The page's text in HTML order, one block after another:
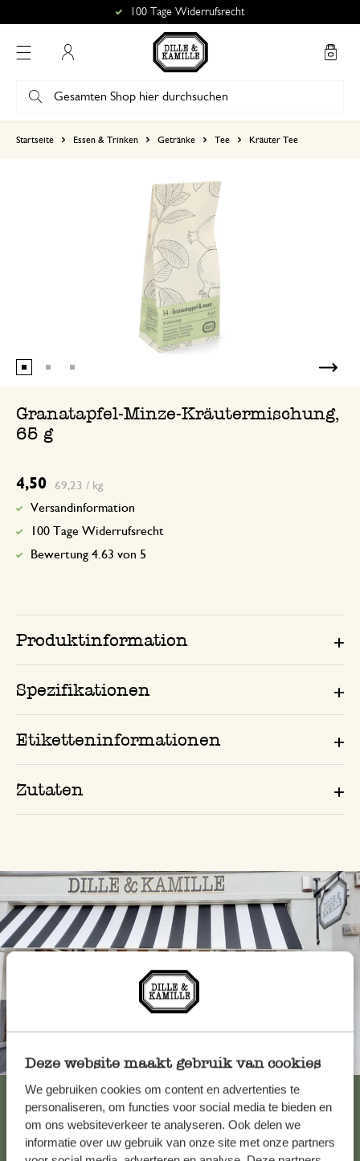
Deze website maakt gebruik van cookies
We gebruiken cookies om content en advertenties te
personaliseren, om functies voor social media te bieden en
om ons websiteverkeer te analyseren. Ook delen we
informatie over uw gebruik van onze site met onze partners
100 Tage Widerrufsrecht
Startseite Essen & Trinken Getränke Tee Kräuter Tee
Granatapfel-Minze-Kräutermischung,
65 g
4,50 69,23 / kg
Versandinformation
100 Tage Widerrufsrecht
Bewertung 4.63 von 5
Produktinformation
Spezifikationen
Etiketteninformationen
Zutaten
Immer in der Nähe
Alle 62 Geschäfte anzeigen